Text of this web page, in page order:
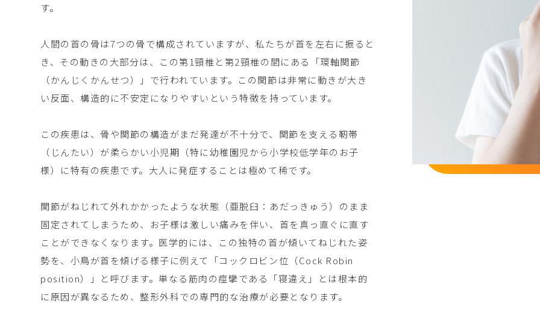
す。
人間の首の骨は7つの骨で構成されていますが、私たちが首を左右に振ると
き、その動きの大部分は、この第1頸椎と第2頸椎の間にある「環軸関節
（かんじくかんせつ）」で行われています。この関節は非常に動きが大き
い反面、構造的に不安定になりやすいという特徴を持っています。
この疾患は、骨や関節の構造がまだ発達が不十分で、関節を支える靭帯
（じんたい）が柔らかい小児期（特に幼稚園児から小学校低学年のお子
様）に特有の疾患です。大人に発症することは極めて稀です。
関節がねじれて外れかかったような状態（亜脱臼：あだっきゅう）のまま
固定されてしまうため、お子様は激しい痛みを伴い、首を真っ直ぐに直す
ことができなくなります。医学的には、この独特の首が傾いてねじれた姿
勢を、小鳥が首を傾げる様子に例えて「コックロビン位（Cock Robin
position）」と呼びます。単なる筋肉の痙攣である「寝違え」とは根本的
に原因が異なるため、整形外科での専門的な治療が必要となります。